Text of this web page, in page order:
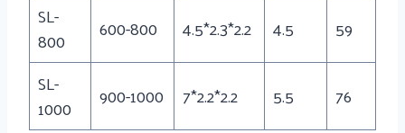
SL-
800
600-800 4.5*2.3*2.2 4.5
59
SL-
1000
900-1000 7*2.2*2.2 5.5 76